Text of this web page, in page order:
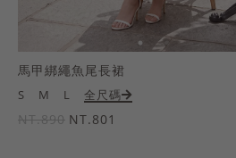
馬甲綁繩魚尾長裙
S M L 全尺碼
NT.890 NT.801